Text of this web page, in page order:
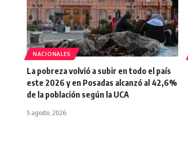
NACIONALES
La pobreza volvió a subir en todo el país
este 2026 y en Posadas alcanzó al 42,6%
de la población según la UCA
5 agosto, 2026